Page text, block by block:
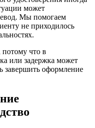
может
Мы помогаем
не приходилось
что в
или задержка может
завершить оформление